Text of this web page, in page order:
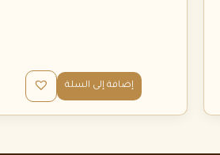
إضافة إلى السلة